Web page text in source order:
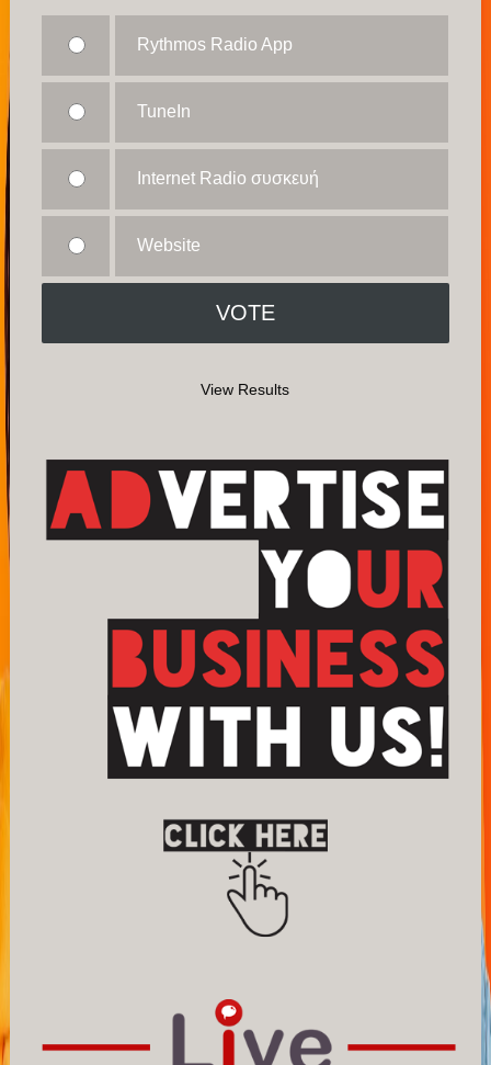
Rythmos Radio App
TuneIn
Internet Radio συσκευή
Website
View Results